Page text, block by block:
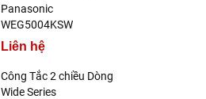
Panasonic
WEG5004KSW
Liên hệ
Công Tắc 2 chiều Dòng
Wide Series